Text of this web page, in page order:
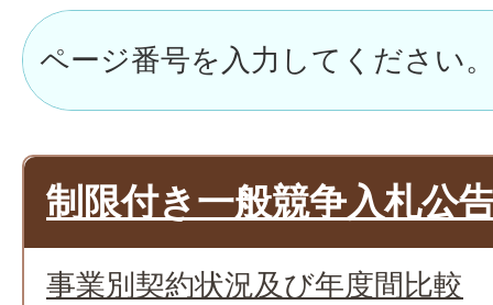
制限付き一般競争入札公
事業別契約状況及び年度間比較